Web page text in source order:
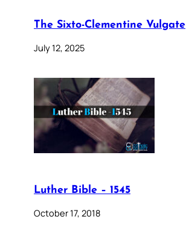
The Sixto-Clementine Vulgate
July 12, 2025
Luther Bible – 1545
October 17, 2018